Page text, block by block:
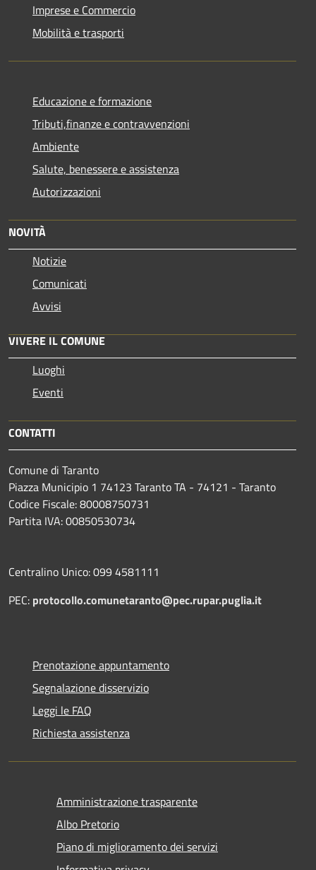
Imprese e Commercio
Mobilità e trasporti
Educazione e formazione
Tributi,finanze e contravvenzioni
Ambiente
Salute, benessere e assistenza
Autorizzazioni
NOVITÀ
Notizie
Comunicati
Avvisi
VIVERE IL COMUNE
Luoghi
Eventi
CONTATTI
Comune di Taranto
Piazza Municipio 1 74123 Taranto TA - 74121 - Taranto
Codice Fiscale: 80008750731
Partita IVA: 00850530734
Centralino Unico: 099 4581111
PEC: protocollo.comunetaranto@pec.rupar.puglia.it
Prenotazione appuntamento
Segnalazione disservizio
Leggi le FAQ
Richiesta assistenza
Amministrazione trasparente
Albo Pretorio
Piano di miglioramento dei servizi